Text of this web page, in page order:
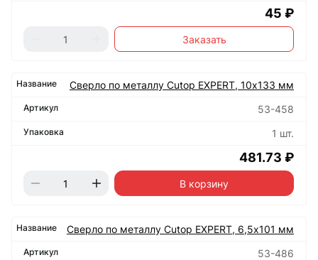
45 ₽
Заказать
Сверло по металлу Cutop EXPERT, 10х133 мм
53-458
1 шт.
481.73 ₽
В корзину
Сверло по металлу Cutop EXPERT, 6,5х101 мм
53-486